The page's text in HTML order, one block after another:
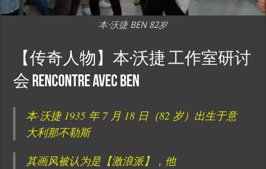
本·沃捷 BEN 82岁
【传奇人物】本·沃捷 工作室研讨
会 Rencontre avec BEN
本·沃捷 1935 年 7 月 18 日（82 岁）出生于意
大利那不勒斯
其画风被认为是【激浪派】，他